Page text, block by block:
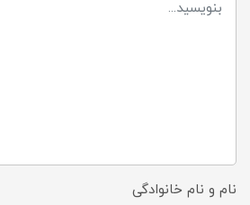
نام و نام خانوادگی